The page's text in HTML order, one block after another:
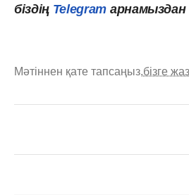
біздің Telegram
Мәтіннен қате тапсаңыз,бізге